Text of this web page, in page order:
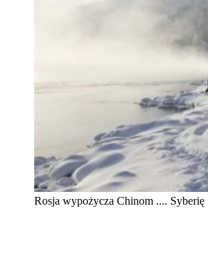
Rosja wypożycza Chinom .... Syberię